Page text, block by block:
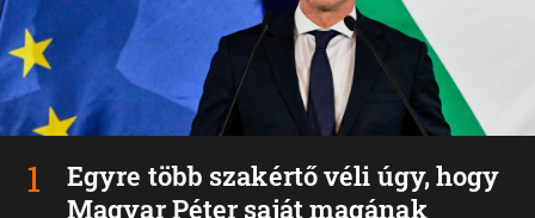
Egyre több szakértő véli úgy, hogy
Magyar Péter saját magának